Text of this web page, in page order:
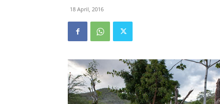
18 April, 2016